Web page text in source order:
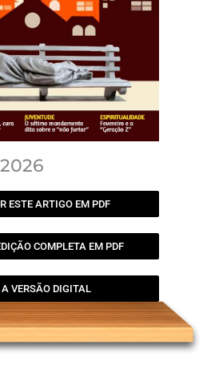
ESTE ARTIGO EM PDF
COMPLETA EM PDF
A VERSÃO DIGITAL